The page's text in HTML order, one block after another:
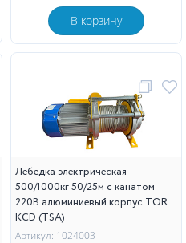
В корзину
Лебедка электрическая
500/1000кг 50/25м с канатом
220В алюминиевый корпус TOR
KCD (TSA)
Артикул: 1024003